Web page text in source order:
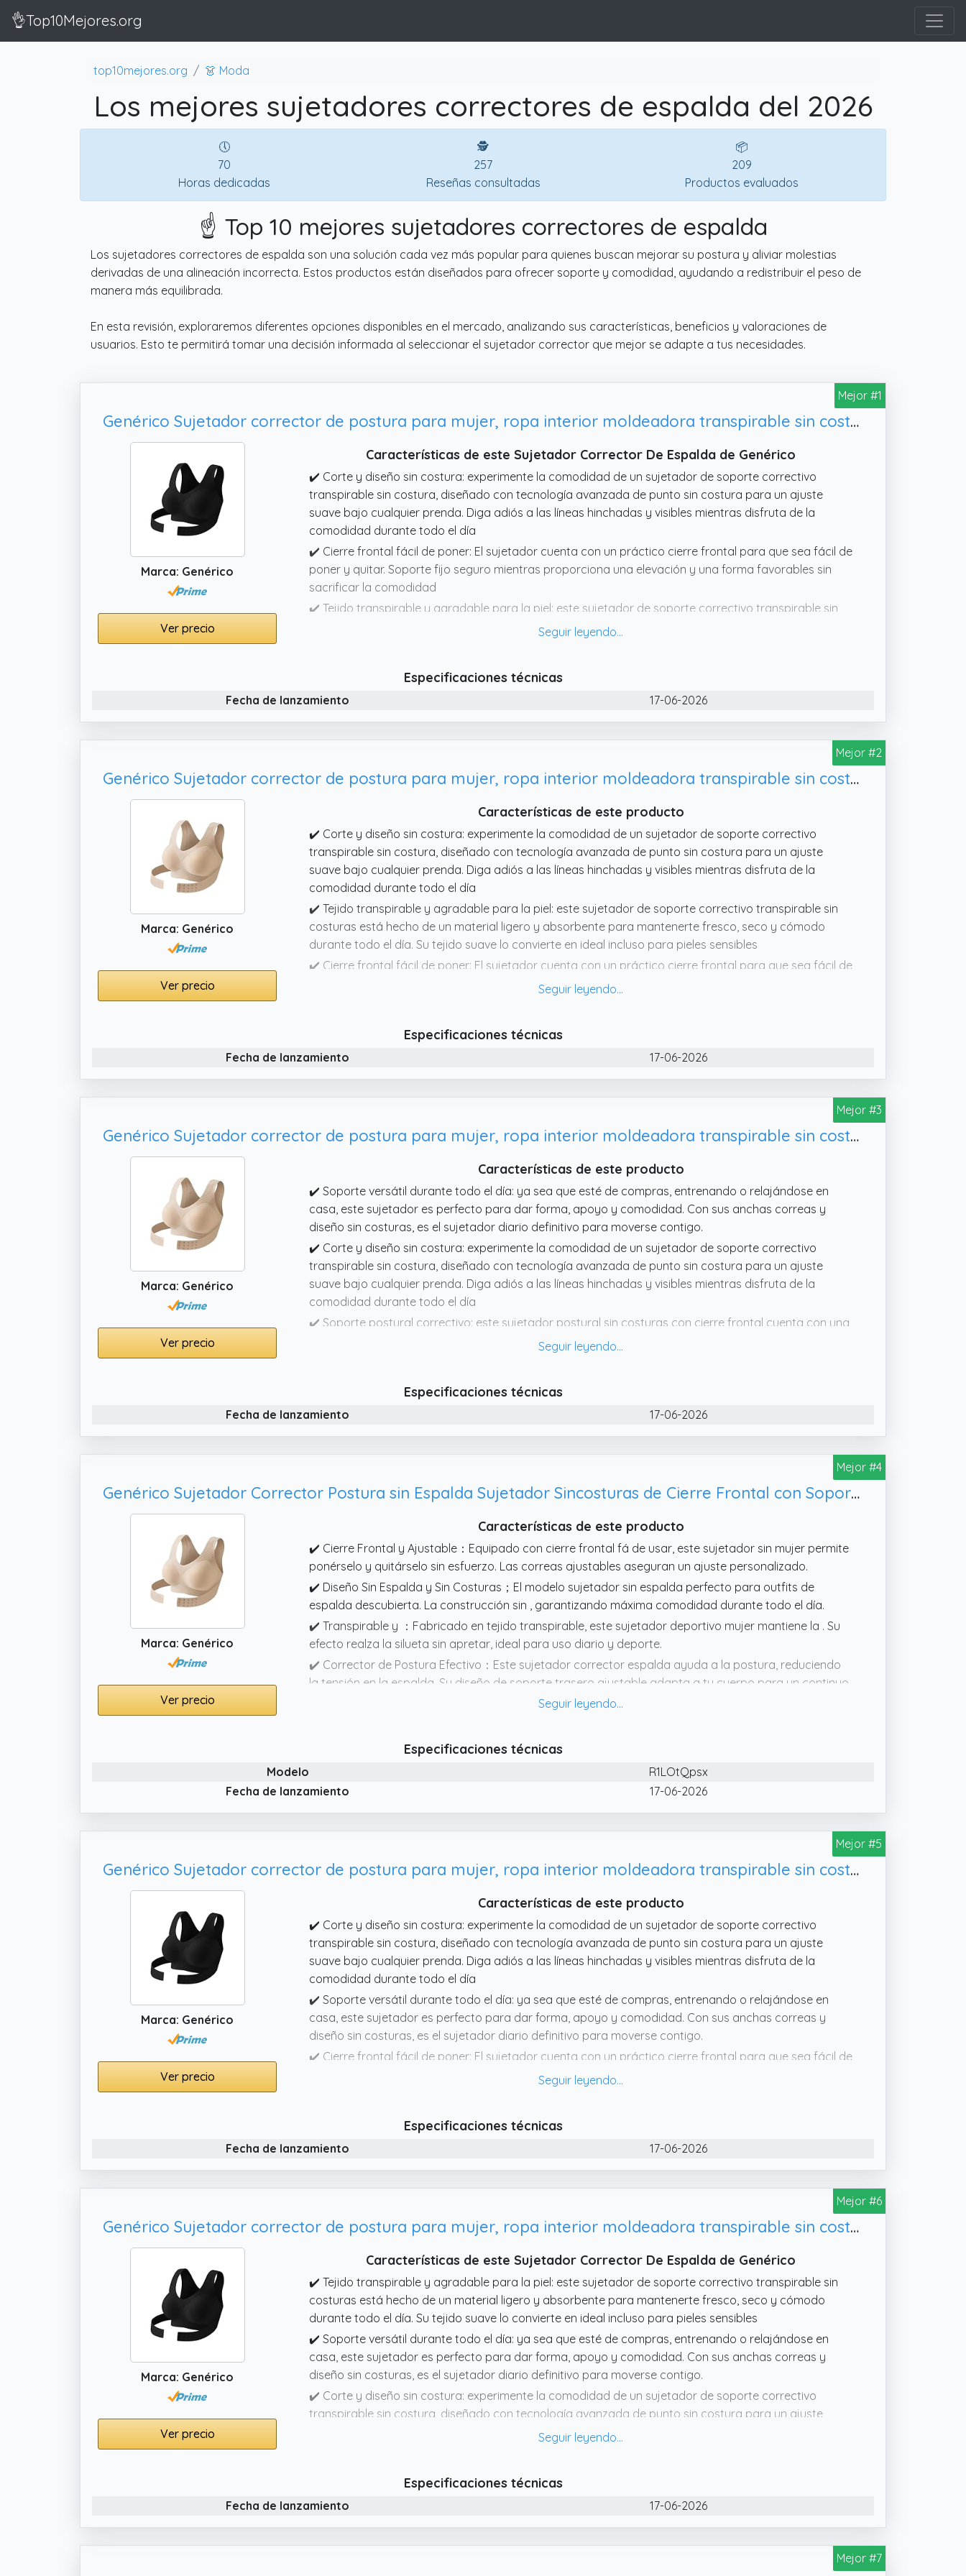
👌Top10Mejores.org
top10mejores.org 👗 Moda
Los mejores sujetadores correctores de espalda del 2026
🕔
70
Horas dedicadas
🕵
257
Reseñas consultadas
📦
209
Productos evaluados
☝️ Top 10 mejores sujetadores correctores de espalda
Los sujetadores correctores de espalda son una solución cada vez más popular para quienes buscan mejorar su postura y aliviar molestias
derivadas de una alineación incorrecta. Estos productos están diseñados para ofrecer soporte y comodidad, ayudando a redistribuir el peso de
manera más equilibrada.
En esta revisión, exploraremos diferentes opciones disponibles en el mercado, analizando sus características, beneficios y valoraciones de
usuarios. Esto te permitirá tomar una decisión informada al seleccionar el sujetador corrector que mejor se adapte a tus necesidades.
Mejor #1
Genérico Sujetador corrector de postura para mujer, ropa interior moldeadora transpirable sin costuras 2026
Marca: Genérico
Ver precio
Características de este Sujetador Corrector De Espalda de Genérico
✔️ Corte y diseño sin costura: experimente la comodidad de un sujetador de soporte correctivo
transpirable sin costura, diseñado con tecnología avanzada de punto sin costura para un ajuste
suave bajo cualquier prenda. Diga adiós a las líneas hinchadas y visibles mientras disfruta de la
comodidad durante todo el día
✔️ Cierre frontal fácil de poner: El sujetador cuenta con un práctico cierre frontal para que sea fácil de
poner y quitar. Soporte fijo seguro mientras proporciona una elevación y una forma favorables sin
sacrificar la comodidad
✔️ Tejido transpirable y agradable para la piel: este sujetador de soporte correctivo transpirable sin
costuras está hecho de un material ligero y absorbente para mantenerte fresco, seco y cómodo
pieza trasera reforzada para apoyar suavemente tus hombros y columna vertebral, mejorando así tu
postura y reduciendo la tensión. Ideal para el uso diario, ayudándote a mantenerte cómodo
✔️ Soporte versátil durante todo el día: ya sea que esté de compras, entrenando o relajándose en
casa, este sujetador es perfecto para dar forma, apoyo y comodidad. Con sus anchas correas y
Especificaciones técnicas
Fecha de lanzamiento 17-06-2026
Mejor #2
Genérico Sujetador corrector de postura para mujer, ropa interior moldeadora transpirable sin costuras 2026
Marca: Genérico
Ver precio
Características de este producto
✔️ Corte y diseño sin costura: experimente la comodidad de un sujetador de soporte correctivo
transpirable sin costura, diseñado con tecnología avanzada de punto sin costura para un ajuste
suave bajo cualquier prenda. Diga adiós a las líneas hinchadas y visibles mientras disfruta de la
comodidad durante todo el día
✔️ Tejido transpirable y agradable para la piel: este sujetador de soporte correctivo transpirable sin
costuras está hecho de un material ligero y absorbente para mantenerte fresco, seco y cómodo
durante todo el día. Su tejido suave lo convierte en ideal incluso para pieles sensibles
✔️ Cierre frontal fácil de poner: El sujetador cuenta con un práctico cierre frontal para que sea fácil de
poner y quitar. Soporte fijo seguro mientras proporciona una elevación y una forma favorables sin
pieza trasera reforzada para apoyar suavemente tus hombros y columna vertebral, mejorando así tu
postura y reduciendo la tensión. Ideal para el uso diario, ayudándote a mantenerte cómodo
✔️ Soporte versátil durante todo el día: ya sea que esté de compras, entrenando o relajándose en
casa, este sujetador es perfecto para dar forma, apoyo y comodidad. Con sus anchas correas y
Especificaciones técnicas
Fecha de lanzamiento 17-06-2026
Mejor #3
Genérico Sujetador corrector de postura para mujer, ropa interior moldeadora transpirable sin costuras
Marca: Genérico
Ver precio
Características de este producto
✔️ Soporte versátil durante todo el día: ya sea que esté de compras, entrenando o relajándose en
casa, este sujetador es perfecto para dar forma, apoyo y comodidad. Con sus anchas correas y
diseño sin costuras, es el sujetador diario definitivo para moverse contigo.
✔️ Corte y diseño sin costura: experimente la comodidad de un sujetador de soporte correctivo
transpirable sin costura, diseñado con tecnología avanzada de punto sin costura para un ajuste
suave bajo cualquier prenda. Diga adiós a las líneas hinchadas y visibles mientras disfruta de la
comodidad durante todo el día
✔️ Soporte postural correctivo: este sujetador postural sin costuras con cierre frontal cuenta con una
pieza trasera reforzada para apoyar suavemente tus hombros y columna vertebral, mejorando así tu
costuras está hecho de un material ligero y absorbente para mantenerte fresco, seco y cómodo
durante todo el día. Su tejido suave lo convierte en ideal incluso para pieles sensibles
✔️ Cierre frontal fácil de poner: El sujetador cuenta con un práctico cierre frontal para que sea fácil de
poner y quitar. Soporte fijo seguro mientras proporciona una elevación y una forma favorables sin
Especificaciones técnicas
Fecha de lanzamiento 17-06-2026
Mejor #4
Genérico Sujetador Corrector Postura sin Espalda Sujetador Sincosturas de Cierre Frontal con Soporte de Espalda Ajustable Ropa Interior Moldeadora Transpirable Deportivos para Mujer (Beige, XL)
Marca: Genérico
Ver precio
Características de este producto
✔️ Cierre Frontal y Ajustable：Equipado con cierre frontal fá de usar, este sujetador sin mujer permite
ponérselo y quitárselo sin esfuerzo. Las correas ajustables aseguran un ajuste personalizado.
✔️ Diseño Sin Espalda y Sin Costuras；El modelo sujetador sin espalda perfecto para outfits de
espalda descubierta. La construcción sin , garantizando máxima comodidad durante todo el día.
✔️ Transpirable y ：Fabricado en tejido transpirable, este sujetador deportivo mujer mantiene la . Su
efecto realza la silueta sin apretar, ideal para uso diario y deporte.
✔️ Corrector de Postura Efectivo：Este sujetador corrector espalda ayuda a la postura, reduciendo
la tensión en la espalda. Su diseño de soporte trasero ajustable adapta a tu cuerpo para un continuo.
✔️ Uso Versá y Regalo Ideal： para uso diario, deporte, postoperatorio y ropa interior, este sujetador
Especificaciones técnicas
Modelo
R1LOtQpsx
Fecha de lanzamiento
17-06-2026
Mejor #5
Genérico Sujetador corrector de postura para mujer, ropa interior moldeadora transpirable sin costuras #1
Marca: Genérico
Ver precio
Características de este producto
✔️ Corte y diseño sin costura: experimente la comodidad de un sujetador de soporte correctivo
transpirable sin costura, diseñado con tecnología avanzada de punto sin costura para un ajuste
suave bajo cualquier prenda. Diga adiós a las líneas hinchadas y visibles mientras disfruta de la
comodidad durante todo el día
✔️ Soporte versátil durante todo el día: ya sea que esté de compras, entrenando o relajándose en
casa, este sujetador es perfecto para dar forma, apoyo y comodidad. Con sus anchas correas y
diseño sin costuras, es el sujetador diario definitivo para moverse contigo.
✔️ Cierre frontal fácil de poner: El sujetador cuenta con un práctico cierre frontal para que sea fácil de
poner y quitar. Soporte fijo seguro mientras proporciona una elevación y una forma favorables sin
pieza trasera reforzada para apoyar suavemente tus hombros y columna vertebral, mejorando así tu
postura y reduciendo la tensión. Ideal para el uso diario, ayudándote a mantenerte cómodo
✔️ Tejido transpirable y agradable para la piel: este sujetador de soporte correctivo transpirable sin
costuras está hecho de un material ligero y absorbente para mantenerte fresco, seco y cómodo
Especificaciones técnicas
Fecha de lanzamiento 17-06-2026
Mejor #6
Genérico Sujetador corrector de postura para mujer, ropa interior moldeadora transpirable sin costuras
Marca: Genérico
Ver precio
Características de este Sujetador Corrector De Espalda de Genérico
✔️ Tejido transpirable y agradable para la piel: este sujetador de soporte correctivo transpirable sin
costuras está hecho de un material ligero y absorbente para mantenerte fresco, seco y cómodo
durante todo el día. Su tejido suave lo convierte en ideal incluso para pieles sensibles
✔️ Soporte versátil durante todo el día: ya sea que esté de compras, entrenando o relajándose en
casa, este sujetador es perfecto para dar forma, apoyo y comodidad. Con sus anchas correas y
diseño sin costuras, es el sujetador diario definitivo para moverse contigo.
✔️ Corte y diseño sin costura: experimente la comodidad de un sujetador de soporte correctivo
transpirable sin costura, diseñado con tecnología avanzada de punto sin costura para un ajuste
suave bajo cualquier prenda. Diga adiós a las líneas hinchadas y visibles mientras disfruta de la
pieza trasera reforzada para apoyar suavemente tus hombros y columna vertebral, mejorando así tu
postura y reduciendo la tensión. Ideal para el uso diario, ayudándote a mantenerte cómodo
✔️ Cierre frontal fácil de poner: El sujetador cuenta con un práctico cierre frontal para que sea fácil de
poner y quitar. Soporte fijo seguro mientras proporciona una elevación y una forma favorables sin
Especificaciones técnicas
Fecha de lanzamiento 17-06-2026
Mejor #7